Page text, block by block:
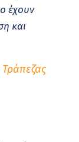
έχουν
και